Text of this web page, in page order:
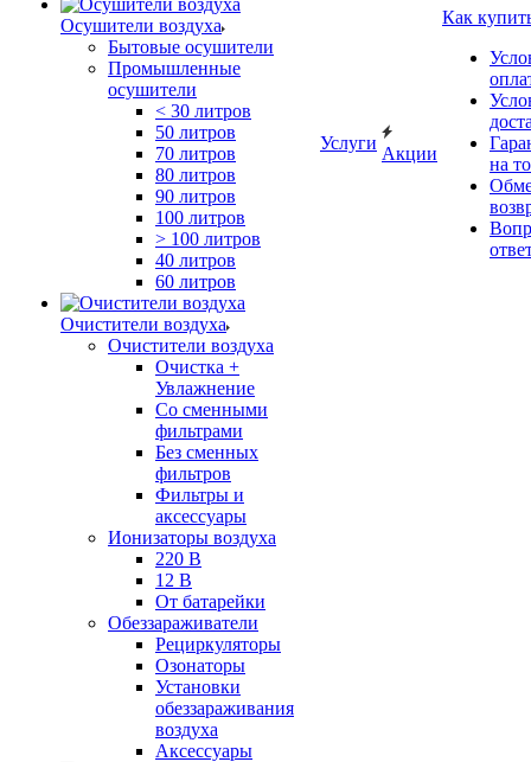
Осушители воздуха
Бытовые осушители
Промышленные
осушители
< 30 литров
50 литров
70 литров
80 литров
90 литров
100 литров
> 100 литров
40 литров
60 литров
Очистители воздуха
Очистители воздуха
Очистка +
Увлажнение
Cо сменными
фильтрами
Без сменных
фильтров
Фильтры и
аксессуары
Ионизаторы воздуха
220 В
12 В
От батарейки
Обеззараживатели
Рециркуляторы
Озонаторы
Установки
обеззараживания
воздуха
Аксессуары
Услуги
Акции
Как
на